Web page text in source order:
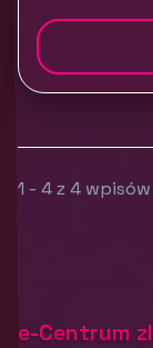
1 - 4 z 4 wpisów
e-Centrum